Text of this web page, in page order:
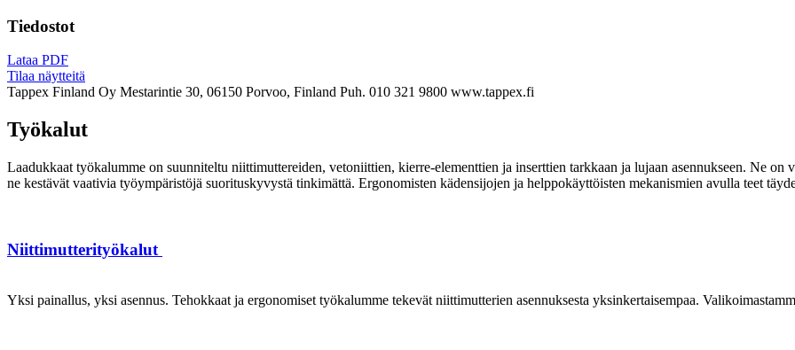
Tiedostot
Lataa PDF
Tilaa näytteitä
Tappex Finland Oy Mestarintie 30, 06150 Porvoo, Finland Puh. 010 321 9800 www.tappex.fi
Työkalut
Laadukkaat työkalumme on suunniteltu niittimuttereiden, vetoniittien, kierre-elementtien ja inserttien tarkkaan ja lujaan asennukseen. Ne on
ne kestävät vaativia työympäristöjä suorituskyvystä tinkimättä. Ergonomisten kädensijojen ja helppokäyttöisten mekanismien avulla teet
Niittimutterityökalut
Yksi painallus, yksi asennus. Tehokkaat ja ergonomiset työkalumme tekevät niittimutterien asennuksesta yksinkertaisempaa.